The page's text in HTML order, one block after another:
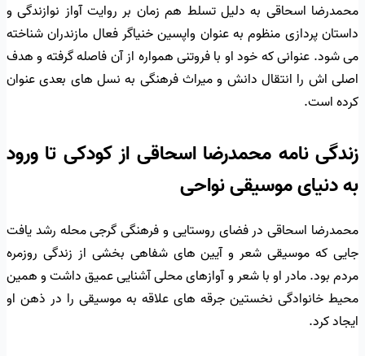
محمدرضا اسحاقی به دلیل تسلط هم زمان بر روایت آواز نوازندگی و
داستان پردازی منظوم به عنوان واپسین خنیاگر فعال مازندران شناخته
می شود. عنوانی که خود او با فروتنی همواره از آن فاصله گرفته و هدف
اصلی اش را انتقال دانش و میراث فرهنگی به نسل های بعدی عنوان
کرده است.
زندگی نامه محمدرضا اسحاقی از کودکی تا ورود
به دنیای موسیقی نواحی
محمدرضا اسحاقی در فضای روستایی و فرهنگی گرجی محله رشد یافت
جایی که موسیقی شعر و آیین های شفاهی بخشی از زندگی روزمره
مردم بود. مادر او با شعر و آوازهای محلی آشنایی عمیق داشت و همین
محیط خانوادگی نخستین جرقه های علاقه به موسیقی را در ذهن او
ایجاد کرد.